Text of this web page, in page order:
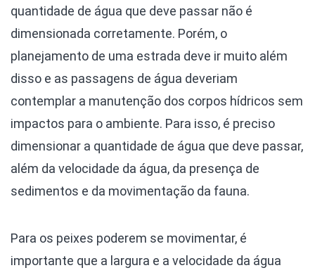
quantidade de água que deve passar não é
dimensionada corretamente. Porém, o
planejamento de uma estrada deve ir muito além
disso e as passagens de água deveriam
contemplar a manutenção dos corpos hídricos sem
impactos para o ambiente. Para isso, é preciso
dimensionar a quantidade de água que deve passar,
além da velocidade da água, da presença de
sedimentos e da movimentação da fauna.
Para os peixes poderem se movimentar, é
importante que a largura e a velocidade da água